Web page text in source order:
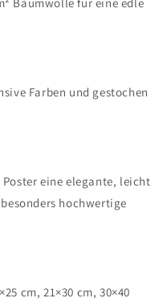
Farben und gestochen
eine elegante, leicht
hochwertige
cm, 21×30 cm, 30×40